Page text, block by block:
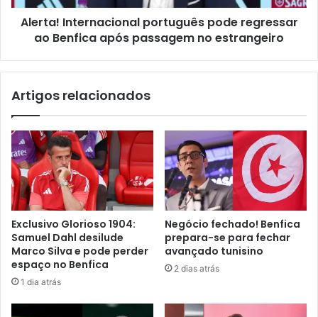
Alerta! Internacional português pode regressar
ao Benfica após passagem no estrangeiro
Artigos relacionados
Exclusivo Glorioso 1904:
Samuel Dahl desilude
Marco Silva e pode perder
espaço no Benfica
1 dia atrás
Negócio fechado! Benfica
prepara-se para fechar
avançado tunisino
2 dias atrás